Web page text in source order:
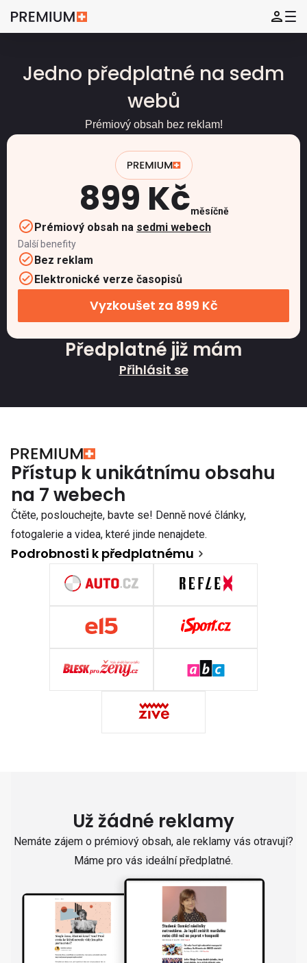
Jedno předplatné na sedm
webů
Prémiový obsah bez reklam!
899 Kčměsíčně
Prémiový obsah na sedmi webech
Další benefity
Bez reklam
Elektronické verze časopisů
Vyzkoušet za 899 Kč
Předplatné již mám
Přihlásit se
Přístup k unikátnímu obsahu
na 7 webech
Čtěte, poslouchejte, bavte se! Denně nové články,
fotogalerie a videa, které jinde nenajdete.
Podrobnosti k předplatnému
Už žádné reklamy
Nemáte zájem o prémiový obsah, ale reklamy vás otravují?
Máme pro vás ideální předplatné.